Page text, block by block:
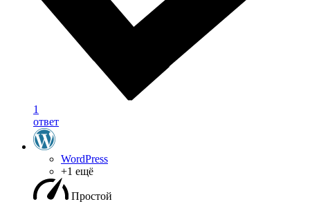
1
ответ
WordPress
+1 ещё
Простой